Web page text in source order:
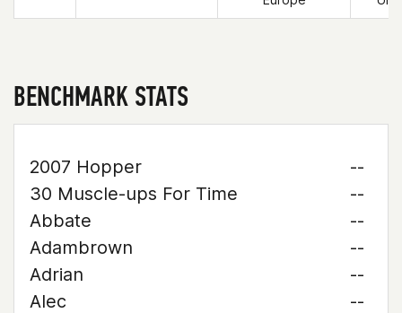
BENCHMARK STATS
2007 Hopper
--
30 Muscle-ups For Time
--
Abbate
--
Adambrown
--
Adrian
--
Alec
--